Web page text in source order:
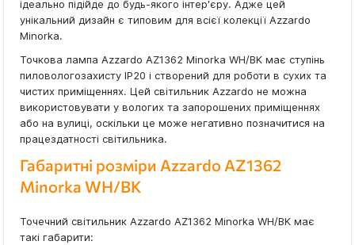
ідеально підійде до будь-якого інтер'єру. Адже цей
унікальний дизайн є типовим для всієї колекції Azzardo
Minorka.
Точкова лампа Azzardo AZ1362 Minorka WH/BK має ступінь
пиловологозахисту IP20 і створений для роботи в сухих та
чистих приміщеннях. Цей світильник Azzardo не можна
використовувати у вологих та запорошених приміщеннях
або на вулиці, оскільки це може негативно позначитися на
працездатності світильника.
Габаритні розміри Azzardo AZ1362
Minorka WH/BK
Точечний світильник Azzardo AZ1362 Minorka WH/BK має
такі габарити: